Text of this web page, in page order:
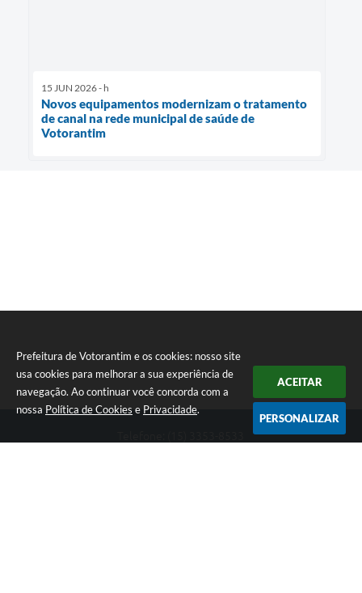
Prefeitura de Votorantim e os cookies: nosso site
usa cookies para melhorar a sua experiência de
navegação. Ao continuar você concorda com a
nossa Política de Cookies e Privacidade.
ACEITAR
PERSONALIZAR
15 JUN 2026 - h
Novos equipamentos modernizam o tratamento
de canal na rede municipal de saúde de
Votorantim